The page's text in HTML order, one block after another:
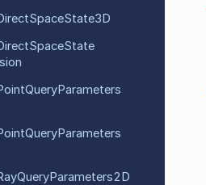
SpaceState3D
SpaceState
QueryParameters
QueryParameters
QueryParameters2D